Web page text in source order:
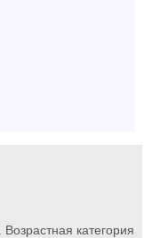
Возрастная категория